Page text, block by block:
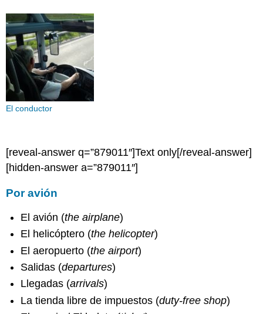
El conductor
[reveal-answer q=”879011″]Text only[/reveal-answer]
[hidden-answer a=”879011″]
Por avión
El avión (the airplane)
El helicóptero (the helicopter)
El aeropuerto (the airport)
Salidas (departures)
Llegadas (arrivals)
La tienda libre de impuestos (duty-free shop)